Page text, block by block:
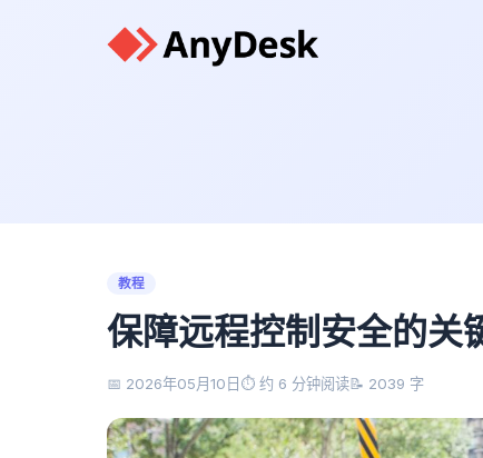
教程
保障远程控制安全的关
📅 2026年05月10日 ⏱️ 约 6 分钟阅读📝 2039 字